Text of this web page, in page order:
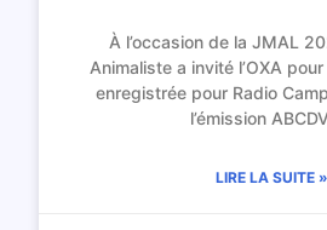
À l’occasion de la JMAL
Animaliste a invité l’OXA
enregistrée pour Radio
l’émission
LIRE LA SUITE »